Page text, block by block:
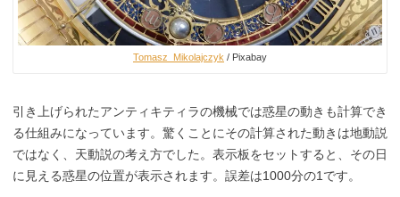
Tomasz_Mikolajczyk / Pixabay
引き上げられたアンティキティラの機械では惑星の動きも計算でき
る仕組みになっています。驚くことにその計算された動きは地動説
ではなく、天動説の考え方でした。表示板をセットすると、その日
に見える惑星の位置が表示されます。誤差は1000分の1です。